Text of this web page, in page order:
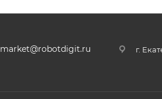
market@robotdigit.ru г.